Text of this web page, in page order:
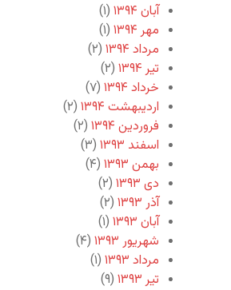
آبان ۱۳۹۴
(۱)
مهر ۱۳۹۴
(۱)
مرداد ۱۳۹۴
(۲)
تیر ۱۳۹۴
(۲)
خرداد ۱۳۹۴
(۷)
اردیبهشت ۱۳۹۴
(۲)
فروردین ۱۳۹۴
(۲)
اسفند ۱۳۹۳
(۳)
بهمن ۱۳۹۳
(۴)
دی ۱۳۹۳
(۲)
آذر ۱۳۹۳
(۲)
آبان ۱۳۹۳
(۱)
شهریور ۱۳۹۳
(۴)
مرداد ۱۳۹۳
(۱)
تیر ۱۳۹۳
(۹)